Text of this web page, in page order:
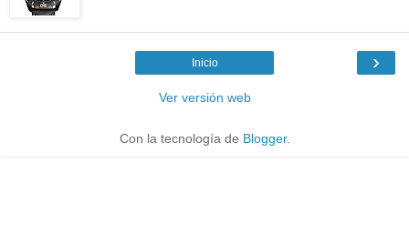
›
Inicio
Ver versión web
Con la tecnología de Blogger.